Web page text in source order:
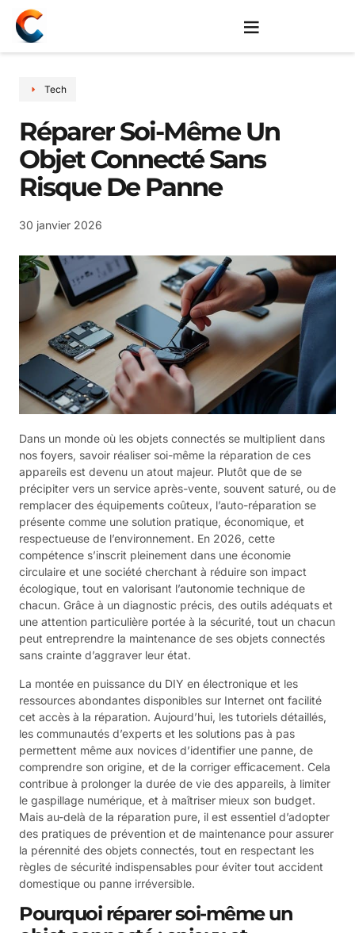
Tech
Réparer Soi-Même Un
Objet Connecté Sans
Risque De Panne
30 janvier 2026
Dans un monde où les objets connectés se multiplient dans
nos foyers, savoir réaliser soi-même la réparation de ces
appareils est devenu un atout majeur. Plutôt que de se
précipiter vers un service après-vente, souvent saturé, ou de
remplacer des équipements coûteux, l’auto-réparation se
présente comme une solution pratique, économique, et
respectueuse de l’environnement. En 2026, cette
compétence s’inscrit pleinement dans une économie
circulaire et une société cherchant à réduire son impact
écologique, tout en valorisant l’autonomie technique de
chacun. Grâce à un diagnostic précis, des outils adéquats et
une attention particulière portée à la sécurité, tout un chacun
peut entreprendre la maintenance de ses objets connectés
sans crainte d’aggraver leur état.
La montée en puissance du DIY en électronique et les
ressources abondantes disponibles sur Internet ont facilité
cet accès à la réparation. Aujourd’hui, les tutoriels détaillés,
les communautés d’experts et les solutions pas à pas
permettent même aux novices d’identifier une panne, de
comprendre son origine, et de la corriger efficacement. Cela
contribue à prolonger la durée de vie des appareils, à limiter
le gaspillage numérique, et à maîtriser mieux son budget.
Mais au-delà de la réparation pure, il est essentiel d’adopter
des pratiques de prévention et de maintenance pour assurer
la pérennité des objets connectés, tout en respectant les
règles de sécurité indispensables pour éviter tout accident
domestique ou panne irréversible.
Pourquoi réparer soi-même un